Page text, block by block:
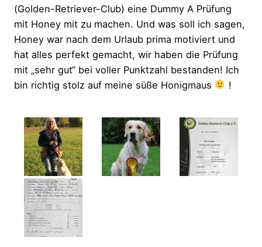
(Golden-Retriever-Club) eine Dummy A Prüfung
mit Honey mit zu machen. Und was soll ich sagen,
Honey war nach dem Urlaub prima motiviert und
hat alles perfekt gemacht, wir haben die Prüfung
mit „sehr gut“ bei voller Punktzahl bestanden! Ich
bin richtig stolz auf meine süße Honigmaus
!